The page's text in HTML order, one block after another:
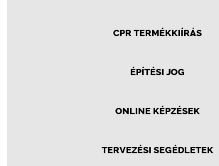
CPR TERMÉKKIÍRÁS
ÉPÍTÉSI JOG
ONLINE KÉPZÉSEK
TERVEZÉSI SEGÉDLETEK